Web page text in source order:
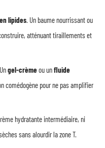
lipides. Un baume nourrissant ou
atténuant tiraillements et
gel-crèmeou unfluide
comédogène pour ne pas amplifier
hydratante intermédiaire, ni
sans alourdir la zone T.